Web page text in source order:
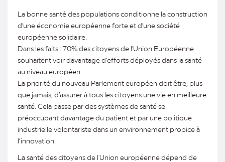
La bonne santé des populations conditionne la construction
d’une économie européenne forte et d’une société
européenne solidaire.
Dans les faits : 70% des citoyens de l'Union Européenne
souhaitent voir davantage d’efforts déployés dans la santé
au niveau européen.
La priorité du nouveau Parlement européen doit être, plus
que jamais, d’assurer à tous les citoyens une vie en meilleure
santé. Cela passe par des systèmes de santé se
préoccupant davantage du patient et par une politique
industrielle volontariste dans un environnement propice à
l’innovation.
La santé des citoyens de l'Union européenne dépend de